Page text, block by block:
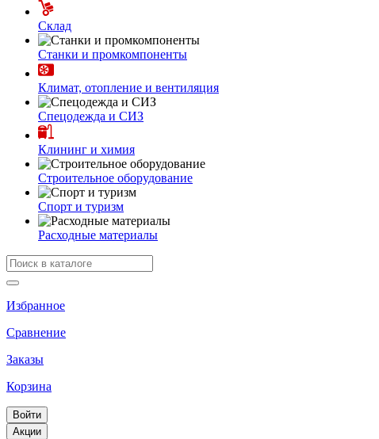
Склад
Станки и промкомпоненты
Климат, отопление и вентиляция
Спецодежда и СИЗ
Клининг и химия
Строительное оборудование
Спорт и туризм
Расходные материалы
Избранное
Сравнение
Заказы
Корзина
Войти
Акции